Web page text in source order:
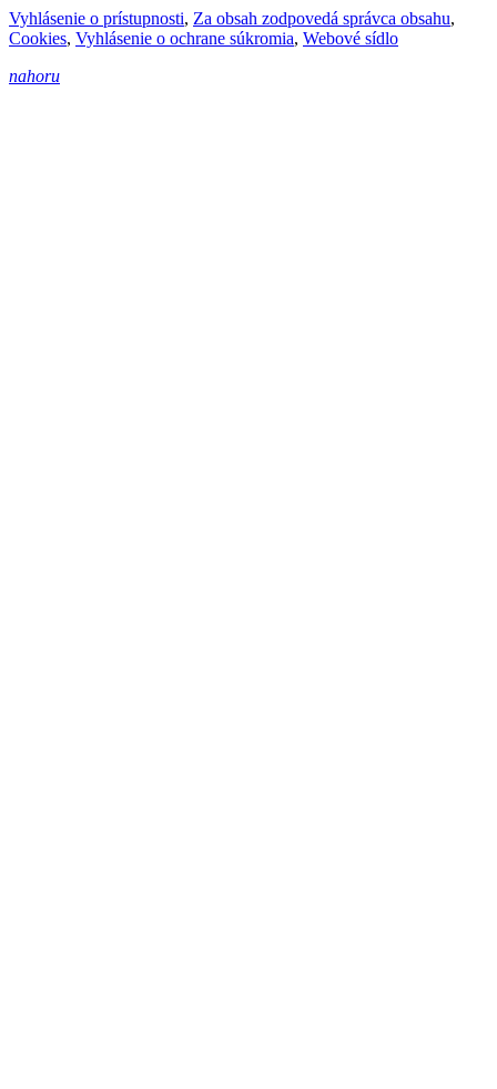
Vyhlásenie o prístupnosti, Za obsah zodpovedá správca obsahu,
Cookies, Vyhlásenie o ochrane súkromia, Webové sídlo
nahoru